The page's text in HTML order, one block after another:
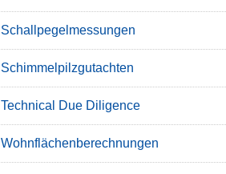
Schallpegelmessungen
Schimmelpilzgutachten
Technical Due Diligence
Wohnflächenberechnungen